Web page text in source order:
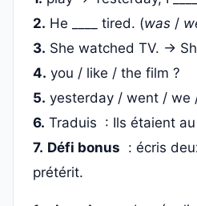
2. He ____ tired. (was /
3. She watched TV. →
4. you / like / the film ?
5. yesterday / went / we
6. Traduis : Ils étaient
7. Défi bonus : écris
prétérit.